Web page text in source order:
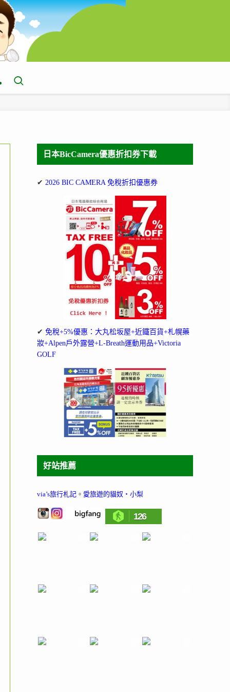
日本BicCamera優惠折扣券下載
✔ 2026 BIC CAMERA 免稅折扣優惠券
✔ 免稅+5%優惠：大丸松坂屋+近鐵百貨+札幌藥
妝+Alpen戶外露營+L-Breath運動用品+Victoria
GOLF
好站推薦
via’s旅行札記 。 愛旅遊的貓奴‧小梨
126